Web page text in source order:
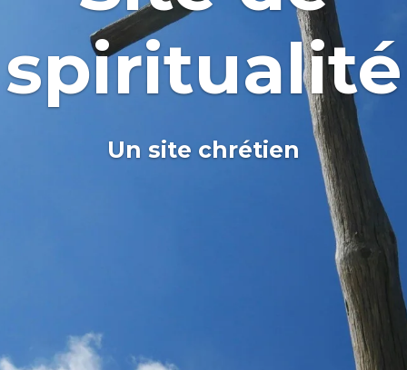
spiritualité
Un site chrétien